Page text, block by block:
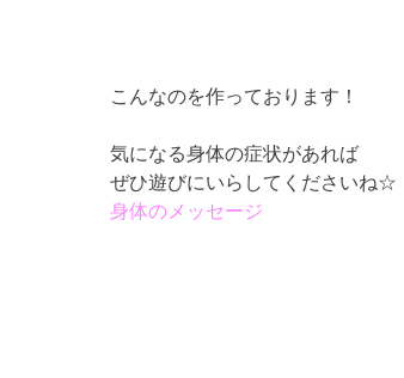
こんなのを作っております！
気になる身体の症状があれば
ぜひ遊びにいらしてくださいね☆
身体のメッセージ